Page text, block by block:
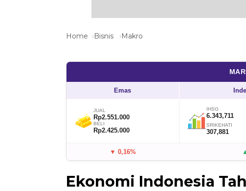
Home Bisnis Makro
Emas
JUAL
Rp2.551.000
BELI
Rp2.425.000
IHSG
6.343,711
SRIKEHATI
307,881
▼ 0,16%
Ekonomi Indonesia